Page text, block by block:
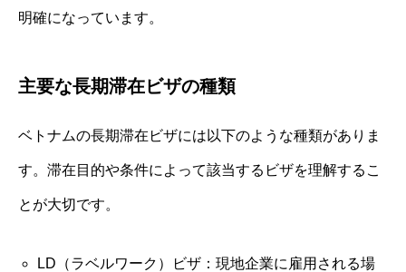
明確になっています。
主要な長期滞在ビザの種類
ベトナムの長期滞在ビザには以下のような種類がありま
す。滞在目的や条件によって該当するビザを理解するこ
とが大切です。
LD（ラベルワーク）ビザ：現地企業に雇用される場